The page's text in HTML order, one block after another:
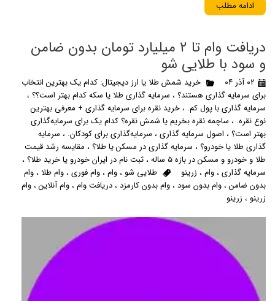
ادامه مطلب
دریافت وام تا 2 میلیارد تومان بدون ضامن
و سود با طلایی شو
۰۲ آذر ۰۴
خرید شمش طلا یا ارز دیجیتال: کدام یک بهترین انتخاب
برای سرمایه گذاری هستند؟، سرمایه گذاری طلا یا سکه کدام بهتر است؟؟،
سرمایه گذاری با پول کم. ، خرید نقره برای سرمایه گذاری + معرفی بهترین
نوع نقره. ، ساچمه نقره بخریم یا شمش نقره؟ کدام یک برای سرمایه‌گذاری
بهتر است؟، اصول سرمایه گذاری، سرمایه‌گذاری برای کودکان. ، سرمایه
گذاری طلا یا خودرو؟، سرمایه گذاری در مسکن یا طلا؟، مقایسه رشد قیمت
طلا و خودرو و مسکن در بازه 5 ساله
، ثبت نام در ایران خودرو یا خرید طلا؟،
سرمایه گذاری، وام، زرینو طلایی شو ، وام، وام فوری، وام طلا ، وام
بدون ضامن، وام بدون سود، وام بدون کارمزد، دریافت وام، وام آنلاین، وام
زرینو ، زرینو